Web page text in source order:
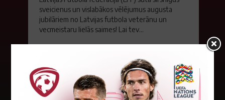
sveicienus un vislabākos vēlējumus augusta
jubilāriem no Latvijas futbola veterānu un
vecmeistaru lielās saimes! Lai tev...
01. augusts 2026.